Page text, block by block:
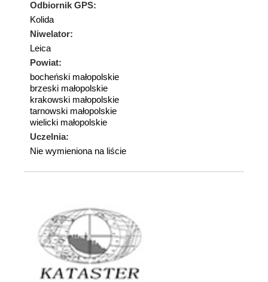
Odbiornik GPS:
Kolida
Niwelator:
Leica
Powiat:
bocheński małopolskie
brzeski małopolskie
krakowski małopolskie
tarnowski małopolskie
wielicki małopolskie
Uczelnia:
Nie wymieniona na liście